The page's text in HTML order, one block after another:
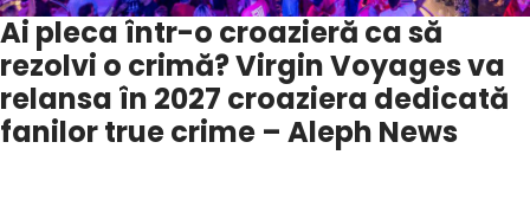
Ai pleca într-o croazieră ca să
rezolvi o crimă? Virgin Voyages va
relansa în 2027 croaziera dedicată
fanilor true crime – Aleph News